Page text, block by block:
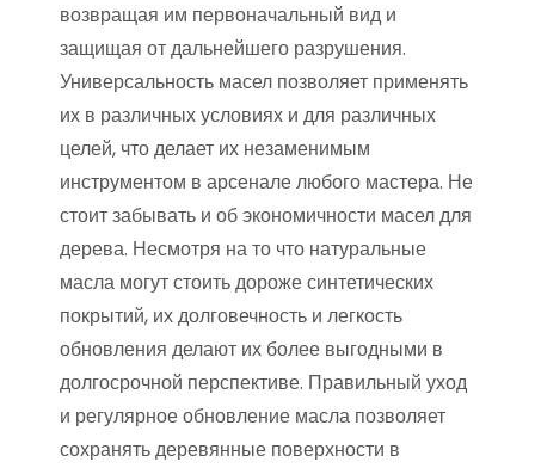
возвращая им первоначальный вид и
защищая от дальнейшего разрушения.
Универсальность масел позволяет применять
их в различных условиях и для различных
целей, что делает их незаменимым
инструментом в арсенале любого мастера. Не
стоит забывать и об экономичности масел для
дерева. Несмотря на то что натуральные
масла могут стоить дороже синтетических
покрытий, их долговечность и легкость
обновления делают их более выгодными в
долгосрочной перспективе. Правильный уход
и регулярное обновление масла позволяет
сохранять деревянные поверхности в